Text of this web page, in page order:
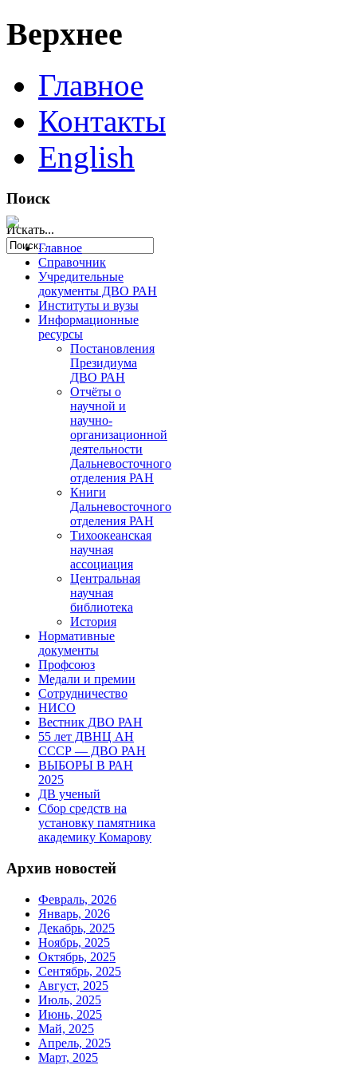
Верхнее
Главное
Контакты
English
Поиск
Искать...
Главное
Справочник
Учредительные
документы ДВО РАН
Институты и вузы
Информационные
ресурсы
Постановления
Президиума
ДВО РАН
Отчёты о
научной и
научно-
организационной
деятельности
Дальневосточного
отделения РАН
Книги
Дальневосточного
отделения РАН
Тихоокеанская
научная
ассоциация
Центральная
научная
библиотека
История
Нормативные
документы
Профсоюз
Медали и премии
Сотрудничество
НИСО
Вестник ДВО РАН
55 лет ДВНЦ АН
СССР — ДВО РАН
ВЫБОРЫ В РАН
2025
ДВ ученый
Сбор средств на
установку памятника
академику Комарову
Архив новостей
Февраль, 2026
Январь, 2026
Декабрь, 2025
Ноябрь, 2025
Октябрь, 2025
Сентябрь, 2025
Август, 2025
Июль, 2025
Июнь, 2025
Май, 2025
Апрель, 2025
Март, 2025